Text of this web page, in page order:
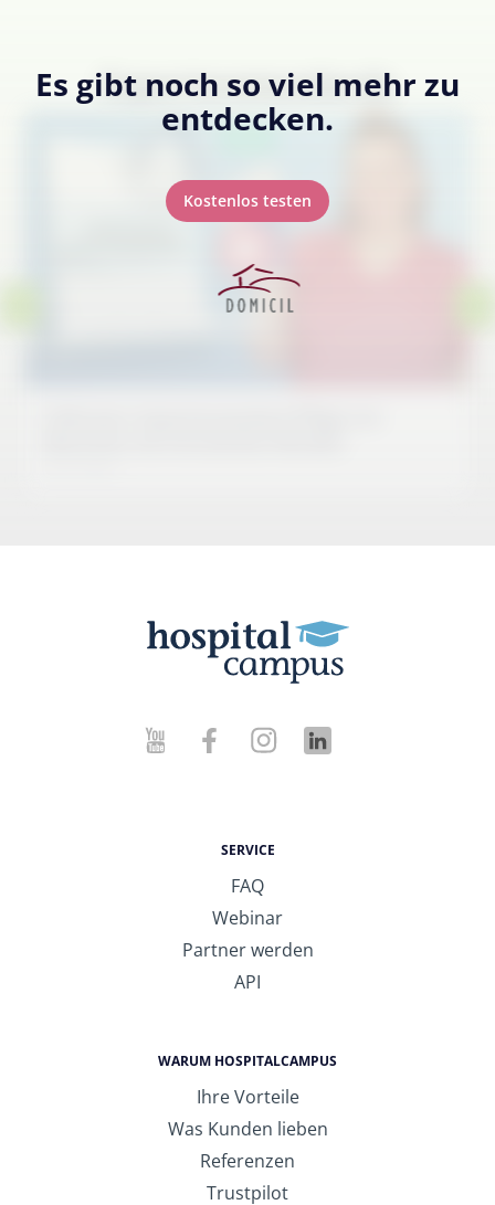
Es gibt noch so viel mehr zu
entdecken.
Kostenlos testen
Expertenstandards
SERVICE
FAQ
Webinar
Partner werden
API
WARUM HOSPITALCAMPUS
Ihre Vorteile
Was Kunden lieben
Referenzen
Trustpilot